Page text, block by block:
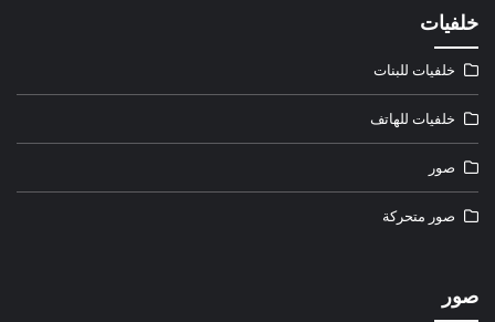
خلفيات
خلفيات للبنات
خلفيات للهاتف
صور
صور متحركة
صور